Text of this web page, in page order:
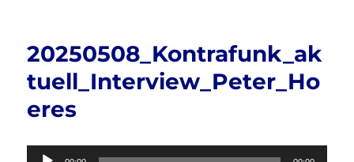
20250508_Kontrafunk_ak
tuell_Interview_Peter_Ho
eres
Audio-